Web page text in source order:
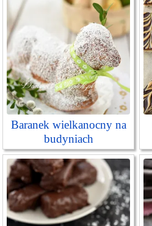
Baranek wielkanocny na
budyniach